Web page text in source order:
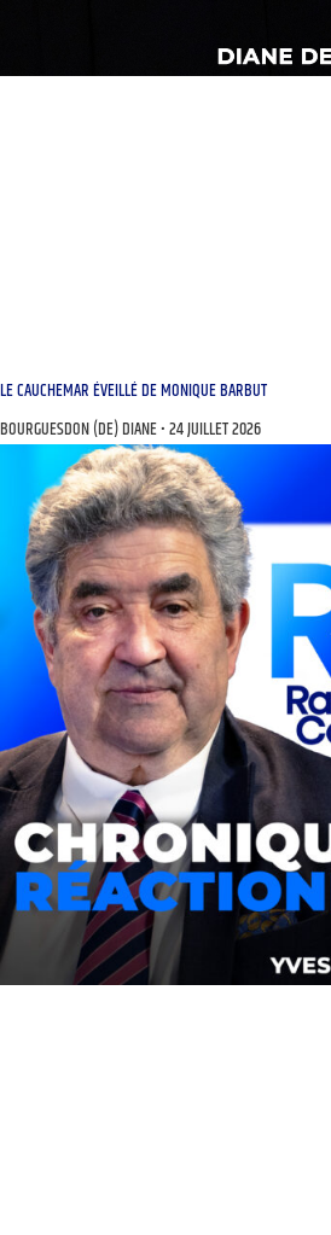
LE CAUCHEMAR ÉVEILLÉ DE MONIQUE BARBUT
BOURGUESDON (DE) DIANE 24 JUILLET 2026